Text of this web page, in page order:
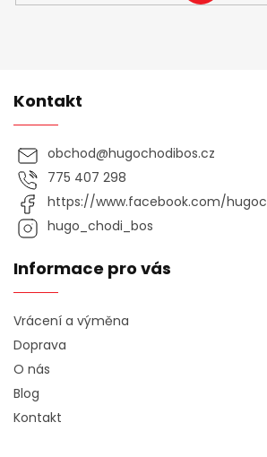
Kontakt
obchod@hugochodibos.cz
775 407 298
https://www.facebook.com/
hugo_chodi_bos
Informace pro vás
Vrácení a výměna
Doprava
O nás
Blog
Kontakt